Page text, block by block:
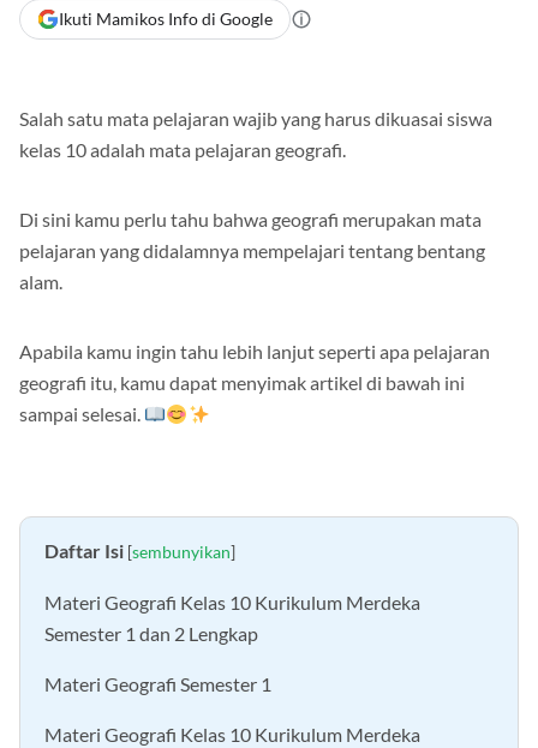
Ikuti Mamikos Info di Google
Salah satu mata pelajaran wajib yang harus dikuasai siswa
kelas 10 adalah mata pelajaran geografi.
Di sini kamu perlu tahu bahwa geografi merupakan mata
pelajaran yang didalamnya mempelajari tentang bentang
alam.
Apabila kamu ingin tahu lebih lanjut seperti apa pelajaran
geografi itu, kamu dapat menyimak artikel di bawah ini
sampai selesai.
Daftar Isi [sembunyikan]
Materi Geografi Kelas 10 Kurikulum Merdeka
Semester 1 dan 2 Lengkap
Materi Geografi Semester 1
Materi Geografi Kelas 10 Kurikulum Merdeka